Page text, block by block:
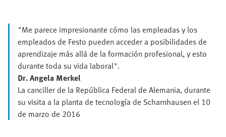
"Me parece impresionante cómo las empleadas y los
empleados de Festo pueden acceder a posibilidades de
aprendizaje más allá de la formación profesional, y esto
durante toda su vida laboral".
Dr. Angela Merkel
La canciller de la República Federal de Alemania, durante
su visita a la planta de tecnología de Scharnhausen el 10
de marzo de 2016